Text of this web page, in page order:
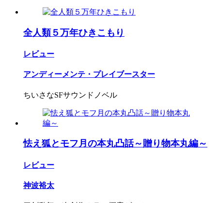
全人類５万年ひきこもり
レビュー
アンディーメンテ・プレイブースター
ちいさなSFサウンドノベル
怯え狐とモフ月の本丸凸話～贈り物本丸編～
レビュー
神波裕太